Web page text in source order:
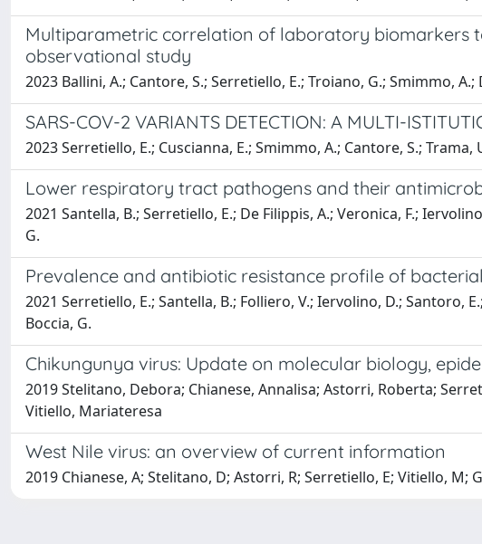
Multiparametric correlation of laboratory biomarkers
observational study
2023 Ballini, A.; Cantore, S.; Serretiello, E.; Troiano, G.; Smimmo,
SARS-COV-2 VARIANTS DETECTION: A MULTI-
2023 Serretiello, E.; Cuscianna, E.; Smimmo, A.; Cantore, S.;
Lower respiratory tract pathogens and their
2021 Santella, B.; Serretiello, E.; De Filippis, A.; Veronica, F.;
G.
Prevalence and antibiotic resistance profile of
2021 Serretiello, E.; Santella, B.; Folliero, V.; Iervolino, D.; Santoro,
Boccia, G.
Chikungunya virus: Update on molecular biology,
2019 Stelitano, Debora; Chianese, Annalisa; Astorri, Roberta;
Vitiello, Mariateresa
West Nile virus: an overview of current information
2019 Chianese, A; Stelitano, D; Astorri, R; Serretiello, E; Vitiello, M;